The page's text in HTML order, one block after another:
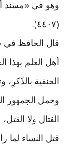
(٤٤٠٧)
.
أهل العلم بهذا
الحنفية
وحمل الجمهور
القتال ولا
قتل النساء لما